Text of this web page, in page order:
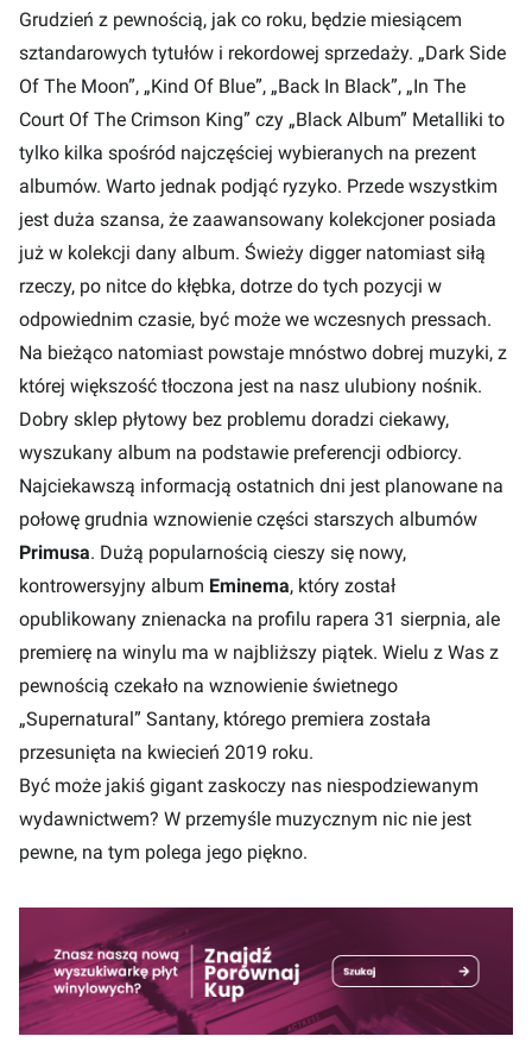
Grudzień z pewnością, jak co roku, będzie miesiącem
sztandarowych tytułów i rekordowej sprzedaży. „Dark Side
Of The Moon”, „Kind Of Blue”, „Back In Black”, „In The
Court Of The Crimson King” czy „Black Album” Metalliki to
tylko kilka spośród najczęściej wybieranych na prezent
albumów. Warto jednak podjąć ryzyko. Przede wszystkim
jest duża szansa, że zaawansowany kolekcjoner posiada
już w kolekcji dany album. Świeży digger natomiast siłą
rzeczy, po nitce do kłębka, dotrze do tych pozycji w
odpowiednim czasie, być może we wczesnych pressach.
Na bieżąco natomiast powstaje mnóstwo dobrej muzyki, z
której większość tłoczona jest na nasz ulubiony nośnik.
Dobry sklep płytowy bez problemu doradzi ciekawy,
wyszukany album na podstawie preferencji odbiorcy.
Najciekawszą informacją ostatnich dni jest planowane na
połowę grudnia wznowienie części starszych albumów
Primusa. Dużą popularnością cieszy się nowy,
kontrowersyjny album Eminema, który został
opublikowany znienacka na profilu rapera 31 sierpnia, ale
premierę na winylu ma w najbliższy piątek. Wielu z Was z
pewnością czekało na wznowienie świetnego
„Supernatural” Santany, którego premiera została
przesunięta na kwiecień 2019 roku.
Być może jakiś gigant zaskoczy nas niespodziewanym
wydawnictwem? W przemyśle muzycznym nic nie jest
pewne, na tym polega jego piękno.